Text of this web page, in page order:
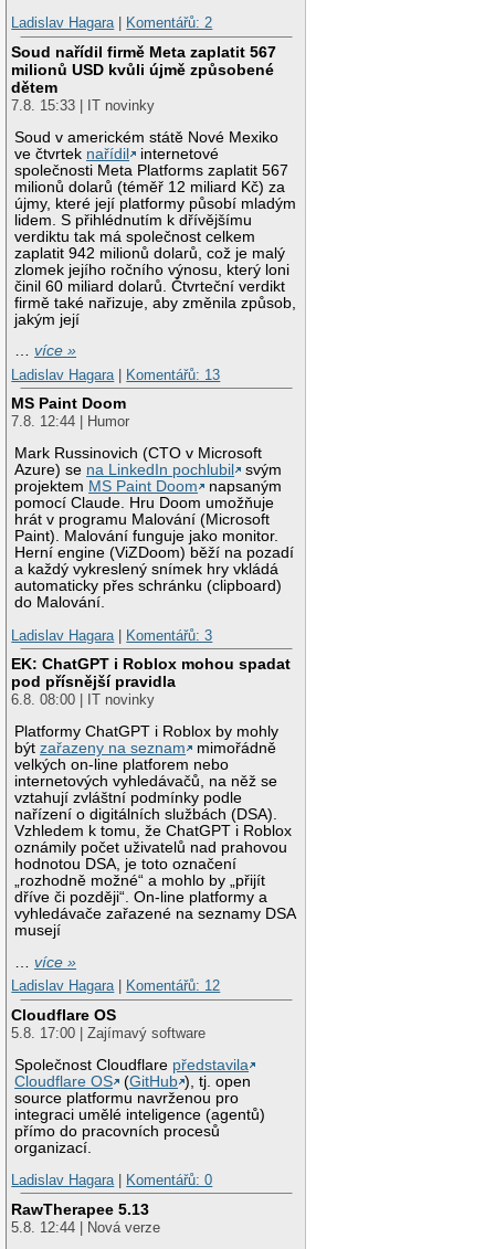
Ladislav Hagara| Komentářů: 2
Soud nařídil firmě Meta zaplatit 567
milionů USD kvůli újmě způsobené
dětem
7.8. 15:33 | IT novinky
Soud v americkém státě Nové Mexiko
ve čtvrtek nařídil
internetové
společnosti Meta Platforms zaplatit 567
milionů dolarů (téměř 12 miliard Kč) za
újmy, které její platformy působí mladým
lidem. S přihlédnutím k dřívějšímu
verdiktu tak má společnost celkem
zaplatit 942 milionů dolarů, což je malý
zlomek jejího ročního výnosu, který loni
činil 60 miliard dolarů. Čtvrteční verdikt
firmě také nařizuje, aby změnila způsob,
jakým její
…více »
Ladislav Hagara
Komentářů: 13
MS Paint Doom
7.8. 12:44 | Humor
Mark Russinovich (CTO v Microsoft
Azure) se na LinkedIn pochlubil
svým
projektem MS Paint Doom
napsaným
pomocí Claude. Hru Doom umožňuje
hrát v programu Malování (Microsoft
Paint). Malování funguje jako monitor.
Herní engine (ViZDoom) běží na pozadí
a každý vykreslený snímek hry vkládá
automaticky přes schránku (clipboard)
do Malování.
Ladislav Hagara
Komentářů: 3
EK: ChatGPT i Roblox mohou spadat
pod přísnější pravidla
6.8. 08:00 | IT novinky
Platformy ChatGPT i Roblox by mohly
býtzařazeny na seznam
mimořádně
velkých on-line platforem nebo
internetových vyhledávačů, na něž se
vztahují zvláštní podmínky podle
nařízení o digitálních službách (DSA).
Vzhledem k tomu, že ChatGPT i Roblox
oznámily počet uživatelů nad prahovou
hodnotou DSA, je toto označení
„rozhodně možné“ a mohlo by „přijít
dříve či později“. On-line platformy a
vyhledávače zařazené na seznamy DSA
musejí
…více »
Ladislav Hagara| Komentářů: 12
Cloudflare OS
5.8. 17:00 | Zajímavý software
Společnost Cloudflare představila
Cloudflare OS
(GitHub ), tj. open
source platformu navrženou pro
integraci umělé inteligence (agentů)
přímo do pracovních procesů
organizací.
Ladislav Hagara| Komentářů: 0
RawTherapee 5.13
5.8. 12:44 | Nová verze